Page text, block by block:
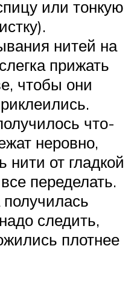
или тонкую
нитей на
прижать
чтобы они
что-
неровно,
нити от гладкой
переделать.
следить,
плотнее